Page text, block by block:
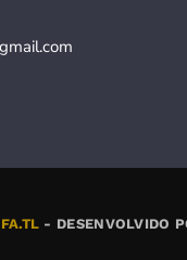
- DESENVOLVIDO